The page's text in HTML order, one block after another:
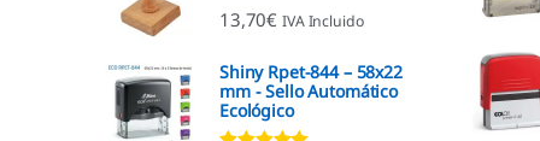
Valorado con
4.96de 5
13,70€ IVA Incluido
Shiny Rpet-844 – 58x22
mm - Sello Automático
Ecológico